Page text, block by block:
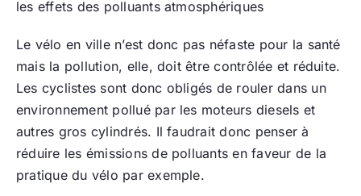
les effets des polluants atmosphériques
Le vélo en ville n’est donc pas néfaste pour la santé
mais la pollution, elle, doit être contrôlée et réduite.
Les cyclistes sont donc obligés de rouler dans un
environnement pollué par les moteurs diesels et
autres gros cylindrés. Il faudrait donc penser à
réduire les émissions de polluants en faveur de la
pratique du vélo par exemple.